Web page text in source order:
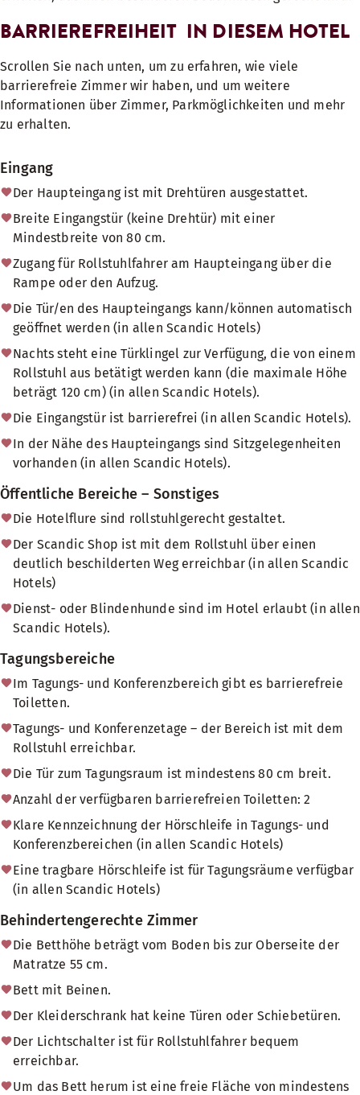
BARRIEREFREIHEIT IN DIESEM HOTEL
Scrollen Sie nach unten, um zu erfahren, wie viele
barrierefreie Zimmer wir haben, und um weitere
Informationen über Zimmer, Parkmöglichkeiten und mehr
zu erhalten.
Eingang
Der Haupteingang ist mit Drehtüren ausgestattet.
Breite Eingangstür (keine Drehtür) mit einer
Mindestbreite von 80 cm.
Zugang für Rollstuhlfahrer am Haupteingang über die
Rampe oder den Aufzug.
Die Tür/en des Haupteingangs kann/können automatisch
geöffnet werden (in allen Scandic Hotels)
Nachts steht eine Türklingel zur Verfügung, die von einem
Rollstuhl aus betätigt werden kann (die maximale Höhe
beträgt 120 cm) (in allen Scandic Hotels).
Die Eingangstür ist barrierefrei (in allen Scandic Hotels).
In der Nähe des Haupteingangs sind Sitzgelegenheiten
vorhanden (in allen Scandic Hotels).
Öffentliche Bereiche – Sonstiges
Die Hotelflure sind rollstuhlgerecht gestaltet.
Der Scandic Shop ist mit dem Rollstuhl über einen
deutlich beschilderten Weg erreichbar (in allen Scandic
Hotels)
Dienst- oder Blindenhunde sind im Hotel erlaubt (in allen
Scandic Hotels).
Tagungsbereiche
Im Tagungs- und Konferenzbereich gibt es barrierefreie
Toiletten.
Tagungs- und Konferenzetage – der Bereich ist mit dem
Rollstuhl erreichbar.
Die Tür zum Tagungsraum ist mindestens 80 cm breit.
Anzahl der verfügbaren barrierefreien Toiletten: 2
Klare Kennzeichnung der Hörschleife in Tagungs- und
Konferenzbereichen (in allen Scandic Hotels)
Eine tragbare Hörschleife ist für Tagungsräume verfügbar
(in allen Scandic Hotels)
Behindertengerechte Zimmer
Die Betthöhe beträgt vom Boden bis zur Oberseite der
Matratze 55 cm.
Bett mit Beinen.
Der Kleiderschrank hat keine Türen oder Schiebetüren.
Der Lichtschalter ist für Rollstuhlfahrer bequem
erreichbar.
Um das Bett herum ist eine freie Fläche von mindestens